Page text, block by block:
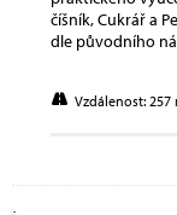
číšník, Cukrář a
dle původního
Vzdálenost: 257